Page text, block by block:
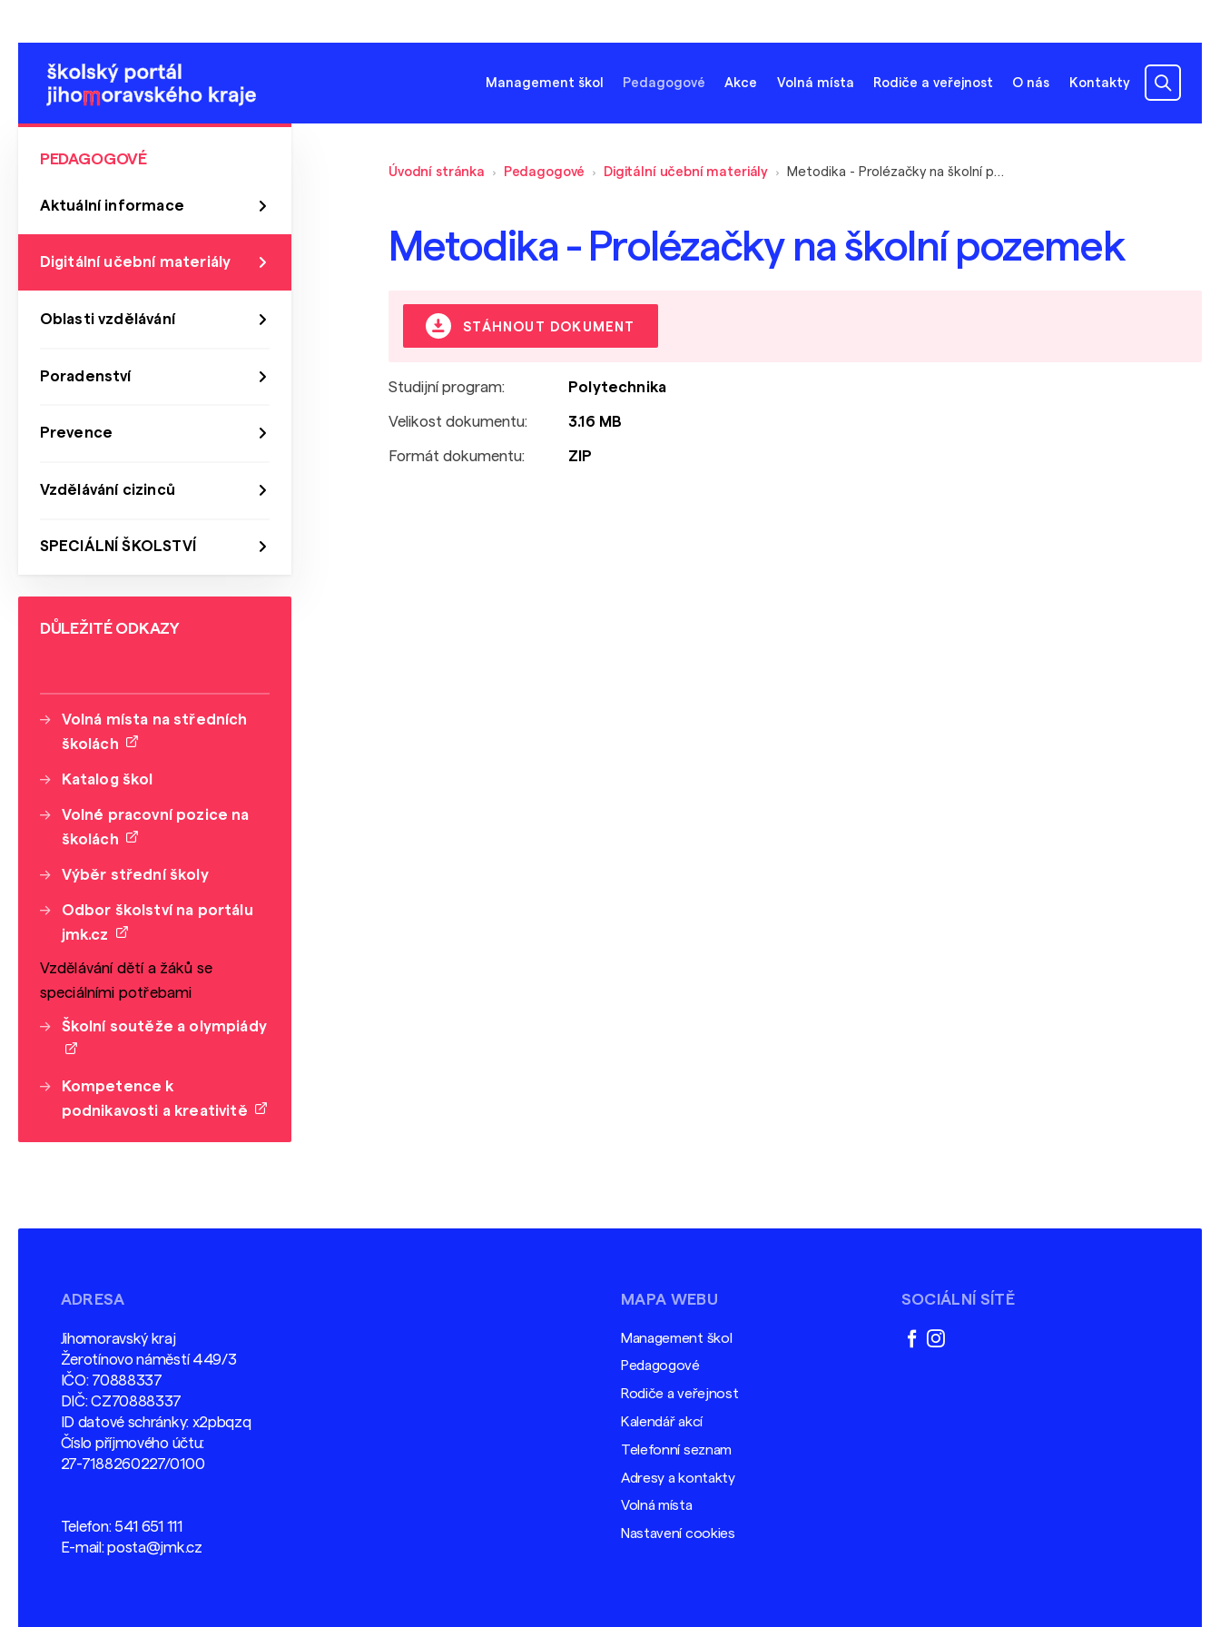
Management škol Pedagogové Akce Volná místa Rodiče a veřejnost O nás Kontakty
Úvodní stránka Pedagogové Digitální učební materiály Metodika - Prolézačky na školní pozemek
Metodika - Prolézačky na školní pozemek
STÁHNOUT DOKUMENT
Studijní program: Polytechnika
Velikost dokumentu: 3.16 MB
Formát dokumentu: ZIP
PEDAGOGOVÉ
Aktuální informace
Digitální učební materiály
Oblasti vzdělávání
Poradenství
Prevence
Vzdělávání cizinců
SPECIÁLNÍ ŠKOLSTVÍ
DŮLEŽITÉ ODKAZY
Volná místa na středních
školách
Katalog škol
Volné pracovní pozice na
školách
Výběr střední školy
Odbor školství na portálu
jmk.cz
Vzdělávání dětí a žáků se
speciálními potřebami
Školní soutěže a olympiády
Kompetence k
podnikavosti a kreativitě
ADRESA
Jihomoravský kraj
Žerotínovo náměstí 449/3
IČO: 70888337
DIČ: CZ70888337
ID datové schránky: x2pbqzq
Číslo příjmového účtu:
27-7188260227/0100
Telefon: 541 651 111
E-mail:posta@jmk.cz
MAPA WEBU
Management škol
Pedagogové
Rodiče a veřejnost
Kalendář akcí
Telefonní seznam
Adresy a kontakty
Volná místa
Nastavení cookies
SOCIÁLNÍ SÍTĚ
facebook
instagram